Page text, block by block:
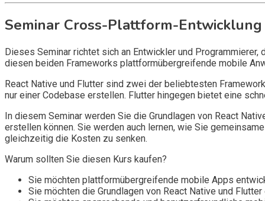
Seminar Cross-Plattform-
Dieses Seminar richtet sich an Entwickler und
diesen beiden Frameworks plattformübergreifende mobile
React Native und Flutter sind zwei der beliebtesten
nur einer Codebase erstellen. Flutter hingegen bietet eine
In diesem Seminar werden Sie die Grundlagen von React
erstellen können. Sie werden auch lernen, wie Sie
gleichzeitig die Kosten zu senken.
Warum sollten Sie diesen Kurs kaufen?
Sie möchten plattformübergreifende mobile Apps
Sie möchten die Grundlagen von React Native und